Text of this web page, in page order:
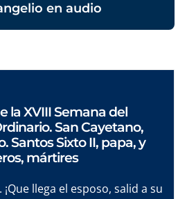
en audio
la XVIII Semana del
San Cayetano,
Santos Sixto II, papa, y
mártires
¡Que llega el esposo, salid a su